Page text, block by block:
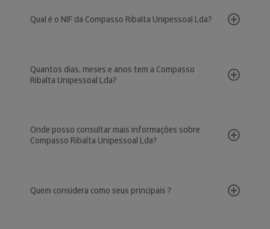
Qual é o NIF da Compasso Ribalta Unipessoal Lda?
Quantos dias, meses e anos tem a Compasso
Ribalta Unipessoal Lda?
Onde posso consultar mais informações sobre
Compasso Ribalta Unipessoal Lda?
Quem considera como seus principais ?